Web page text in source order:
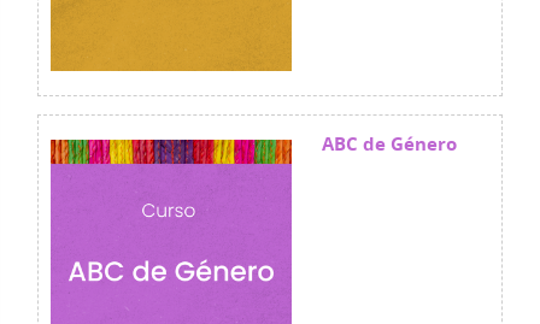
ABC de Género